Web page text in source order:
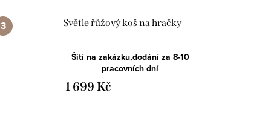
Světle řůžový koš na hračky
Šití na zakázku,dodání za 8-10
pracovních dní
1 699 Kč